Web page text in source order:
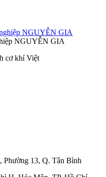
NGUYỄN GIA
cơ khí Việt
Phường 13, Q. Tân Bình